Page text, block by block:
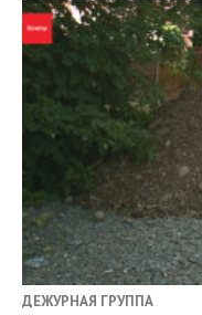
ДЕЖУРНАЯ ГРУППА